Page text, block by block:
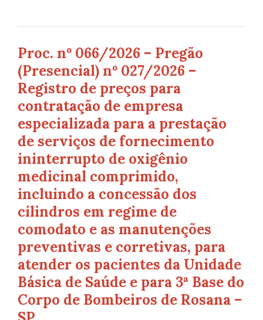
Proc. nº 066/2026 – Pregão
(Presencial) nº 027/2026 –
Registro de preços para
contratação de empresa
especializada para a prestação
de serviços de fornecimento
ininterrupto de oxigênio
medicinal comprimido,
incluindo a concessão dos
cilindros em regime de
comodato e as manutenções
preventivas e corretivas, para
atender os pacientes da Unidade
Básica de Saúde e para 3ª Base do
Corpo de Bombeiros de Rosana –